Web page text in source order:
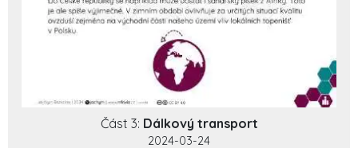
Část 3: Dálkový transport
2024-03-24